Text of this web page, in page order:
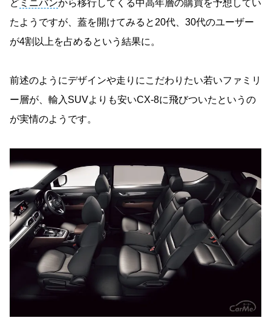
ど ミニバンから移行してくる中高年層の購買を予想してい
たようですが、蓋を開けてみると20代、30代のユーザー
が4割以上を占めるという結果に。
前述のようにデザインや走りにこだわりたい若いファミリ
ー層が、輸入SUVよりも安いCX-8に飛びついたというの
が実情のようです。